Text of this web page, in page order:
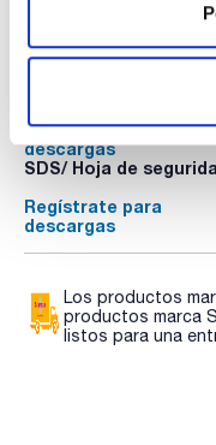
Documentación
Regístrate para
descargas
SDS/ Hoja de
Regístrate para
descargas
Los productos
productos marca
listos para una